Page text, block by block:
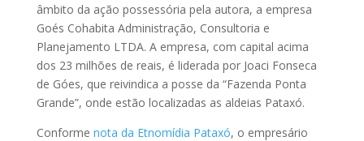
âmbito da ação possessória pela autora, a empresa
Goés Cohabita Administração, Consultoria e
Planejamento LTDA. A empresa, com capital acima
dos 23 milhões de reais, é liderada por Joaci Fonseca
de Góes, que reivindica a posse da “Fazenda Ponta
Grande”, onde estão localizadas as aldeias Pataxó.
Conforme nota da Etnomídia Pataxó, o empresário